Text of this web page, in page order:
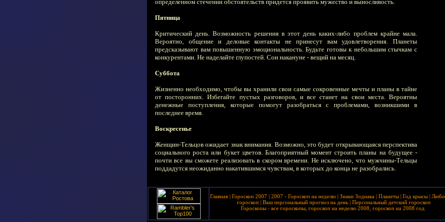
определенном стечении обстоятельств придется проявить мужество и выносливость.
Пятница
Критический день. Возможность решения в этот день каких-либо проблем крайне мала.
Вероятно, общение и деловые контакты не принесут вам удовлетворения. Планеты
предсказывают вам повышенную эмоциональность. Будьте готовы к небольшим стычкам с
конкурентами. Не наделайте глупостей. Сон накануне - вещий на месяц.
Суббота
Жизненно необходимо, чтобы вы хранили свои самые сокровенные мечты и планы в тайне
от посторонних. Избегайте пустых разговоров, и все станет на свои места. Вероятны
денежные поступления, которые помогут разобраться с проблемами, возникшими в
последнее время.
Воскресенье
Женщин-Тельцов ожидает знак внимания. Возможно, это будет открывающаяся перспектива
социального роста или букет цветов. Благоприятный момент строить планы на будущее -
почти все вы сможете реализовать в скором времени. Не исключено, что мужчины-Тельцы
поддадутся неожиданно накатившимся чувствам, в которых до конца не разобрались.
Главная | Гороскоп 2007 | 2007 - Гороскоп на неделю | Знаки Зодиака | Планеты | Год крысы |
гороскоп| Ваш персональный прогноз на день| Персональный детский гороскоп
Гороскопы - все гороскопы, гороскоп на неделю 2008, гороскоп на 2008 год